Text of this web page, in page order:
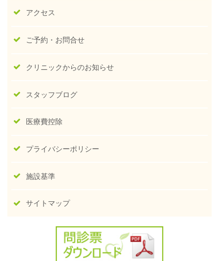
アクセス
ご予約・お問合せ
クリニックからのお知らせ
スタッフブログ
医療費控除
プライバシーポリシー
施設基準
サイトマップ